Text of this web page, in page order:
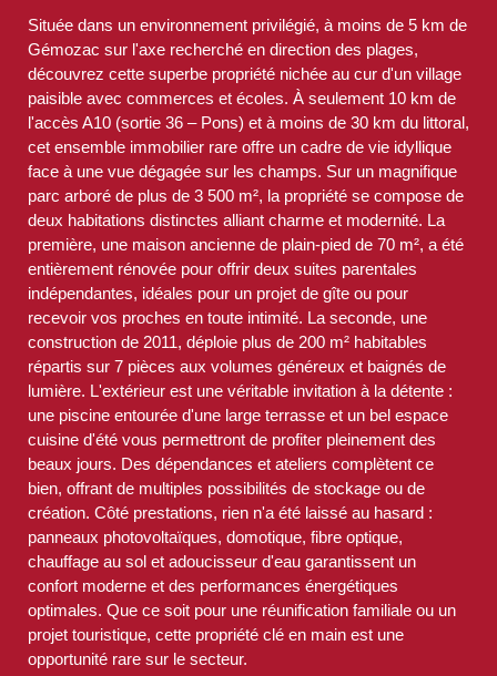
Située dans un environnement privilégié, à moins de 5 km de
Gémozac sur l'axe recherché en direction des plages,
découvrez cette superbe propriété nichée au cur d'un village
paisible avec commerces et écoles. À seulement 10 km de
l'accès A10 (sortie 36 – Pons) et à moins de 30 km du littoral,
cet ensemble immobilier rare offre un cadre de vie idyllique
face à une vue dégagée sur les champs. Sur un magnifique
parc arboré de plus de 3 500 m², la propriété se compose de
deux habitations distinctes alliant charme et modernité. La
première, une maison ancienne de plain-pied de 70 m², a été
entièrement rénovée pour offrir deux suites parentales
indépendantes, idéales pour un projet de gîte ou pour
recevoir vos proches en toute intimité. La seconde, une
construction de 2011, déploie plus de 200 m² habitables
répartis sur 7 pièces aux volumes généreux et baignés de
lumière. L'extérieur est une véritable invitation à la détente :
une piscine entourée d'une large terrasse et un bel espace
cuisine d'été vous permettront de profiter pleinement des
beaux jours. Des dépendances et ateliers complètent ce
bien, offrant de multiples possibilités de stockage ou de
création. Côté prestations, rien n'a été laissé au hasard :
panneaux photovoltaïques, domotique, fibre optique,
chauffage au sol et adoucisseur d'eau garantissent un
confort moderne et des performances énergétiques
optimales. Que ce soit pour une réunification familiale ou un
projet touristique, cette propriété clé en main est une
opportunité rare sur le secteur.